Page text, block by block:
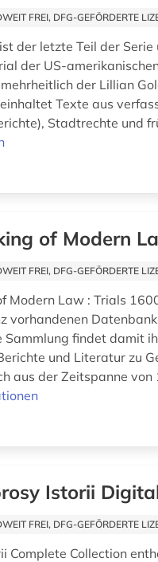
FREI, DFG-GEFÖRDERTE
der letzte Teil der
der US-
der Lillian
Texte aus
Stadtrechte und
of Modern
FREI, DFG-GEFÖRDERTE
Modern Law : Trials
vorhandenen
Sammlung findet damit
und Literatur zu
aus der Zeitspanne
Istorii
FREI, DFG-GEFÖRDERTE
Complete Collection